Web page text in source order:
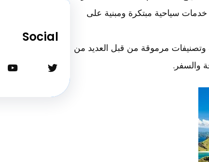
سياحية مبتكرة ومبنية على
مرموقة من قبل العديد من
والسفر.
Social
تويتر
يوتيوب